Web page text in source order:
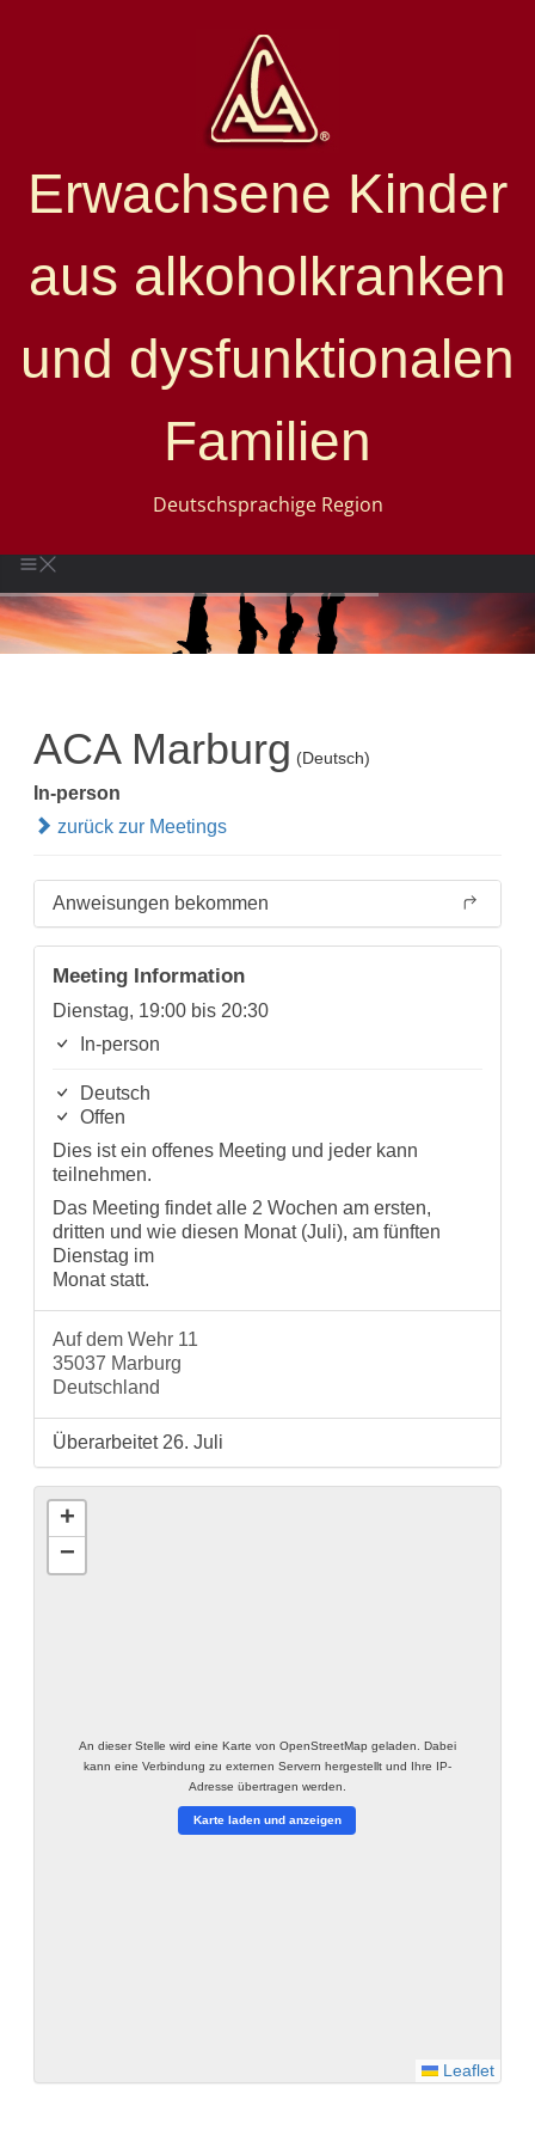
Erwachsene Kinder
aus alkoholkranken
und dysfunktionalen
Familien
Deutschsprachige Region
ACA Marburg (Deutsch)
In-person
zurück zur Meetings
Anweisungen bekommen
Meeting Information
Dienstag, 19:00 bis 20:30
In-person
Deutsch
Offen
Dies ist ein offenes Meeting und jeder kann
teilnehmen.
Das Meeting findet alle 2 Wochen am ersten,
dritten und wie diesen Monat (Juli), am fünften
Dienstag im
Monat statt.
Auf dem Wehr 11
35037 Marburg
Deutschland
Überarbeitet 26. Juli
An dieser Stelle wird eine Karte von OpenStreetMap geladen. Dabei
kann eine Verbindung zu externen Servern hergestellt und Ihre IP-
Adresse übertragen werden.
Karte laden und anzeigen
+
−
Leaflet